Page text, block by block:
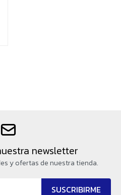
newsletter
y ofertas de nuestra tienda.
SUSCRIBIRME